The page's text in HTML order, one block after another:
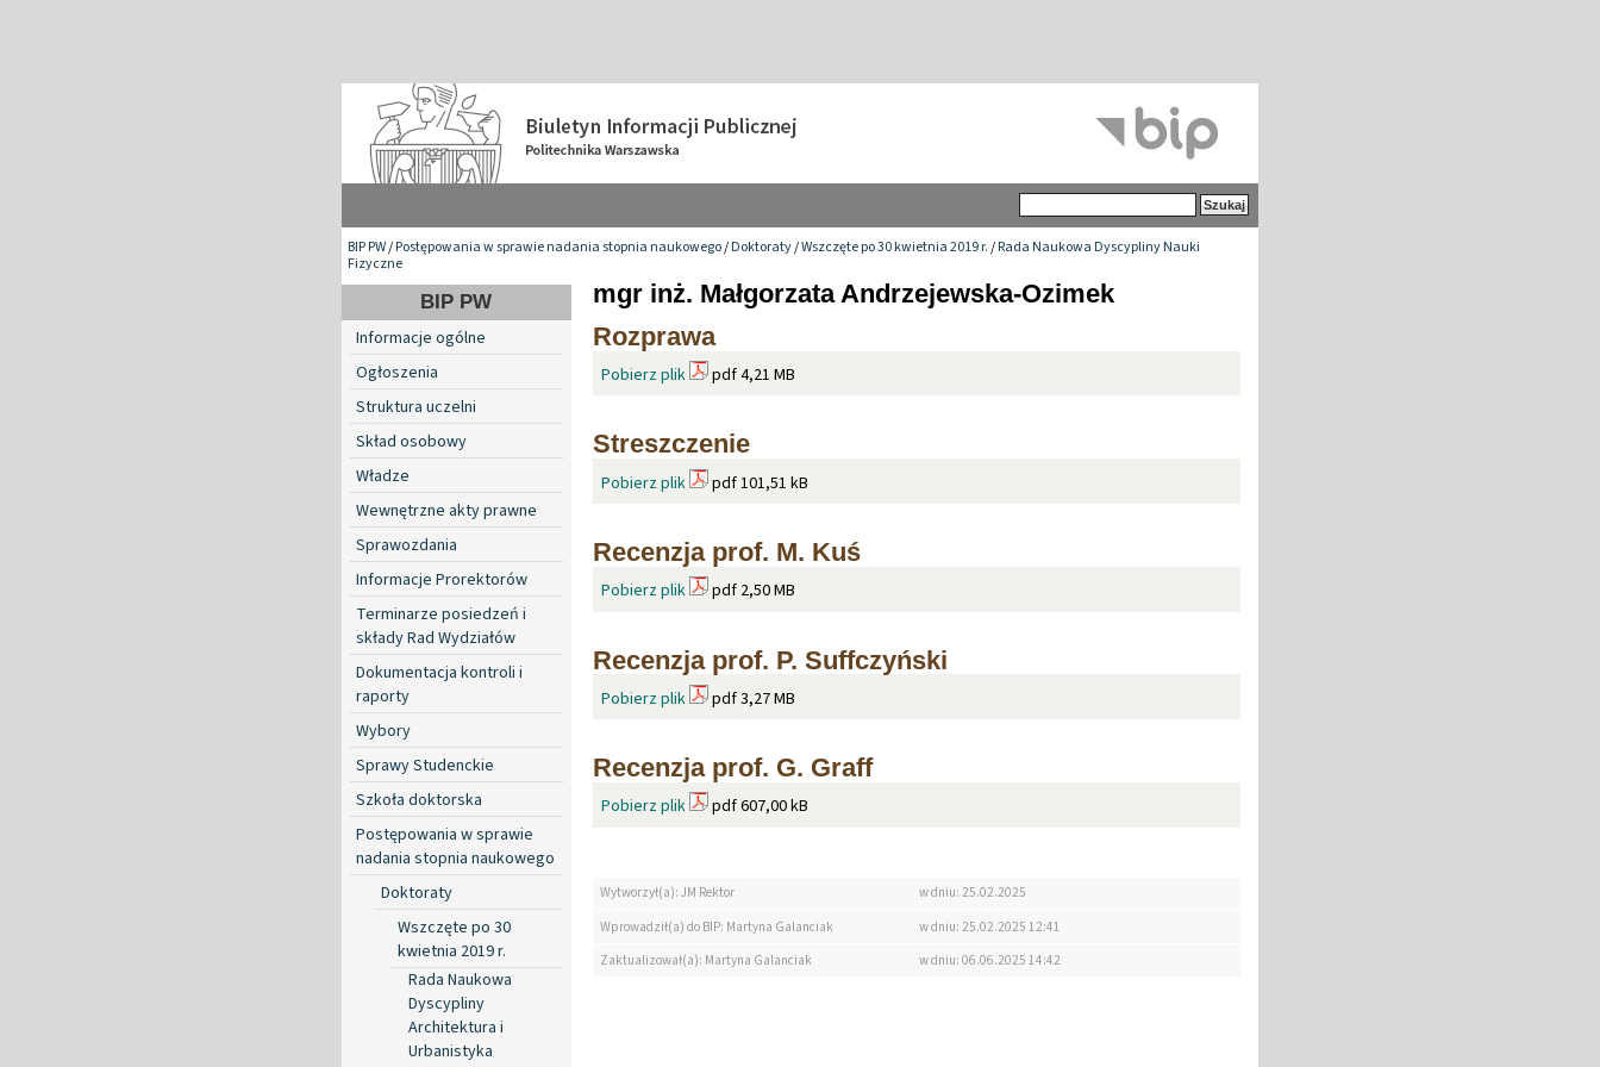
BIP PW/Postępowania w sprawie nadania stopnia naukowego/Doktoraty/Wszczęte po 30 kwietnia 2019 r./Rada Naukowa Dyscypliny Nauki
Fizyczne
BIP PW
Informacje ogólne
Ogłoszenia
Struktura uczelni
Skład osobowy
Władze
Wewnętrzne akty prawne
Sprawozdania
Informacje Prorektorów
Terminarze posiedzeń i
składy Rad Wydziałów
Dokumentacja kontroli i
raporty
Wybory
Sprawy Studenckie
Szkoła doktorska
Postępowania w sprawie
nadania stopnia naukowego
Doktoraty
Wszczęte po 30
kwietnia 2019 r.
Rada Naukowa
Dyscypliny
Architektura i
Urbanistyka
mgr inż. Małgorzata Andrzejewska-Ozimek
Rozprawa
Pobierz plik pdf 4,21 MB
Streszczenie
Pobierz plik pdf 101,51 kB
Recenzja prof. M. Kuś
Pobierz plik pdf 2,50 MB
Recenzja prof. P. Suffczyński
Pobierz plik pdf 3,27 MB
Recenzja prof. G. Graff
Pobierz plik pdf 607,00 kB
Wytworzył(a): JM Rektor
w dniu: 25.02.2025
Wprowadził(a) do BIP: Martyna Galanciak
w dniu: 25.02.2025 12:41
Zaktualizował(a): Martyna Galanciak
w dniu: 06.06.2025 14:42